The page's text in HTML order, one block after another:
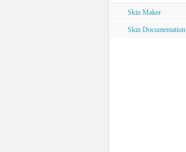
Skin Maker
Skin Documentation